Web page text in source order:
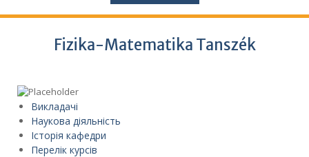
Fizika-Matematika Tanszék
Викладачі
Наукова діяльність
Історія кафедри
Перелік курсів